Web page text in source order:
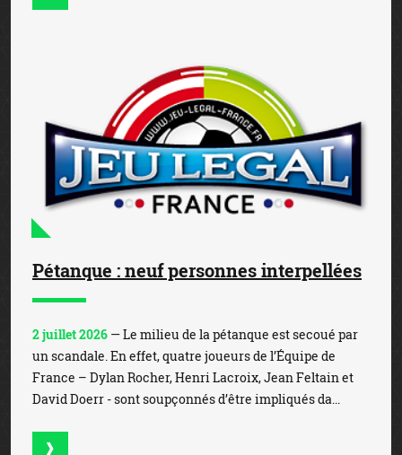
Pétanque : neuf personnes interpellées
2 juillet 2026 — Le milieu de la pétanque est secoué par
un scandale. En effet, quatre joueurs de l’Équipe de
France – Dylan Rocher, Henri Lacroix, Jean Feltain et
David Doerr - sont soupçonnés d’être impliqués da...